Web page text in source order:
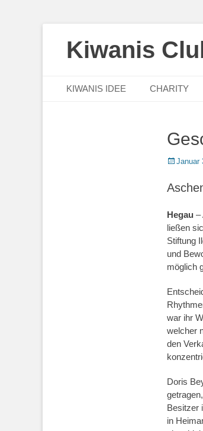
Kiwanis
Primäres Menü
Inhalt
KIWANIS IDEE CHARITY
Posted
Januar
Hegau –
ließen
Stiftung
und
möglich
war ihr
welcher
den
Doris
Besitzer
in